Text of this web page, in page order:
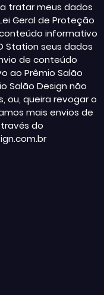
tratar meus dados
Geral de Proteção
informativo
Station seus dados
de conteúdo
ao Prêmio Salão
Salão Design não
ou, queira revogar o
mais envios de
do